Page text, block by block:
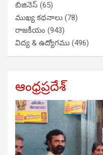
బిజినెస్ (65)
ముఖ్య కథనాలు (78)
రాజకీయం (943)
విద్య & ఉద్యోగము (496)
ఆంధ్రప్రదేశ్